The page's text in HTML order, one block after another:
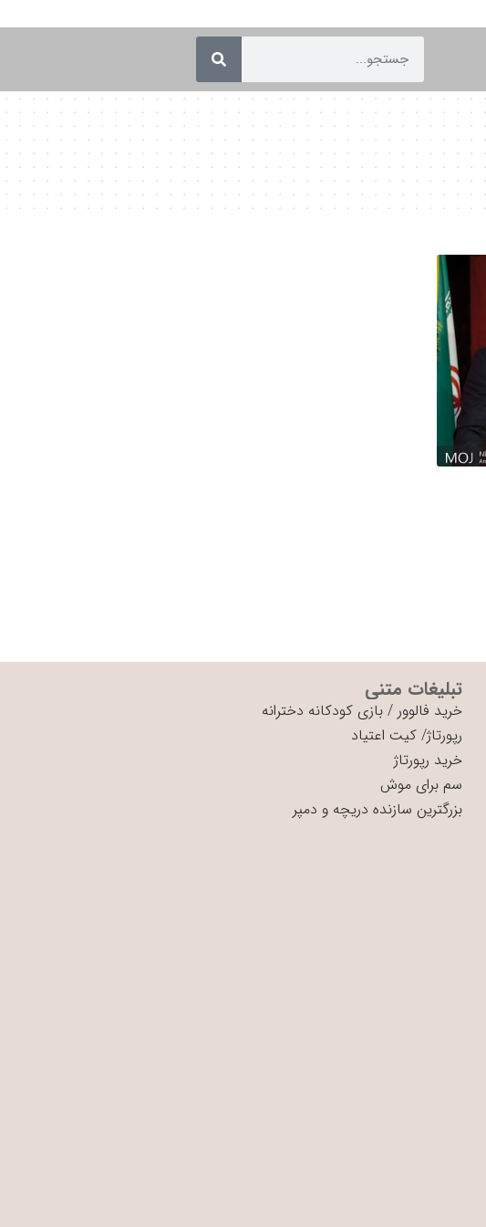
تبلیغات متنی
خرید فالوور /بازی کودکانه دخترانه
رپورتاژ/کیت اعتیاد
خرید رپورتاژ
سم برای موش
بزرگترین سازنده دریچه و دمپر